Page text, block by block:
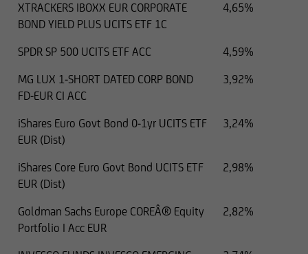
XTRACKERS IBOXX EUR CORPORATE
BOND YIELD PLUS UCITS ETF 1C
4,65%
SPDR SP 500 UCITS ETF ACC
4,59%
MG LUX 1-SHORT DATED CORP BOND
FD-EUR CI ACC
3,92%
iShares Euro Govt Bond 0-1yr UCITS ETF
EUR (Dist)
3,24%
iShares Core Euro Govt Bond UCITS ETF
EUR (Dist)
2,98%
Goldman Sachs Europe COREÂ® Equity
Portfolio I Acc EUR
2,82%
Le informazioni contenute in questo sito Web
non costituiscono pertanto un'offerta di vendita
confronti di cittadini di giurisdizioni o stati
in cui tali offerte o sollecitazioni non sono
consentite dalla legge,
in cui UniCredit Invest Lux Société Anonyme non
sollecitazioni o